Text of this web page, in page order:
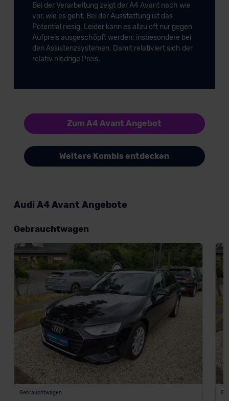
Bei der Verarbeitung zeigt der A4 Avant nach wie
vor, wie es geht. Bei der Ausstattung ist das
Potential riesig. Leider kann es allzu oft nur gegen
Aufpreis ausgeschöpft werden; insbesondere bei
den Assistenzsystemen. Damit relativiert sich der
relativ niedrige Preis.
Zum A4 Avant Angebot
Weitere Kombis entdecken
Audi A4 Avant Angebote
Gebrauchtwagen
Gebrauchtwagen